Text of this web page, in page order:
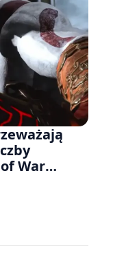
War
Sony